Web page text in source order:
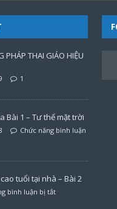
PHÁP THAI GIÁO HIỆU
1
Bài 1 – Tư thế mặt trời
Chức năng bình luận
tuổi tại nhà – Bài 2
bình luận bị tắt